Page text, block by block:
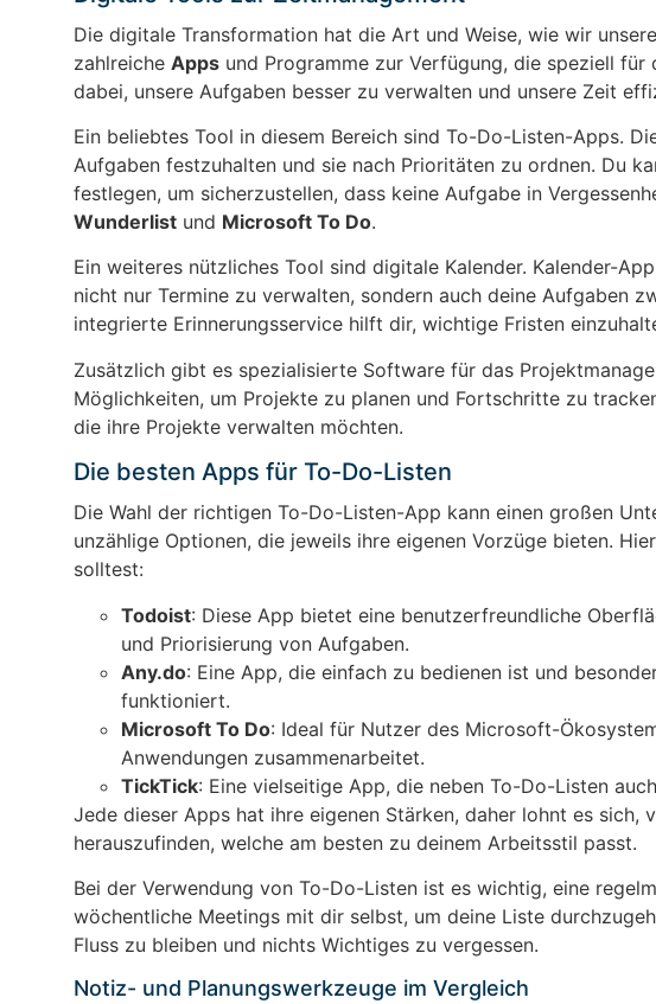
Die digitale Transformation hat die Art und Weise, wie wir
zahlreiche Apps und Programme zur Verfügung, die speziell
dabei, unsere Aufgaben besser zu verwalten und unsere Zeit
Ein beliebtes Tool in diesem Bereich sind To-Do-Listen-Apps.
Aufgaben festzuhalten und sie nach Prioritäten zu ordnen. Du
festlegen, um sicherzustellen, dass keine Aufgabe in
Wunderlist und Microsoft To Do.
Ein weiteres nützliches Tool sind digitale Kalender. Kalender-
nicht nur Termine zu verwalten, sondern auch deine Aufgaben
integrierte Erinnerungsservice hilft dir, wichtige Fristen
Zusätzlich gibt es spezialisierte Software für das
Möglichkeiten, um Projekte zu planen und Fortschritte zu
die ihre Projekte verwalten möchten.
Die besten Apps für To-Do-Listen
Die Wahl der richtigen To-Do-Listen-App kann einen großen
unzählige Optionen, die jeweils ihre eigenen Vorzüge bieten.
solltest:
Todoist: Diese App bietet eine benutzerfreundliche
und Priorisierung von Aufgaben.
Any.do: Eine App, die einfach zu bedienen ist und
funktioniert.
Microsoft To Do: Ideal für Nutzer des Microsoft-
Anwendungen zusammenarbeitet.
TickTick: Eine vielseitige App, die neben To-Do-Listen
Jede dieser Apps hat ihre eigenen Stärken, daher lohnt es sich,
herauszufinden, welche am besten zu deinem Arbeitsstil passt.
Bei der Verwendung von To-Do-Listen ist es wichtig, eine
wöchentliche Meetings mit dir selbst, um deine Liste
Fluss zu bleiben und nichts Wichtiges zu vergessen.
Notiz- und Planungswerkzeuge im Vergleich